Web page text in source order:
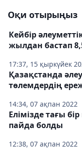
Оқи отырыңыз
17:37, 15 қыркүйек
Кейбір
жылдан бастап
14:34, 07 ақпан 2022
Қазақстанда
төлемдердің
12:38, 07 ақпан 2022
Елімізде тағы
пайда болды